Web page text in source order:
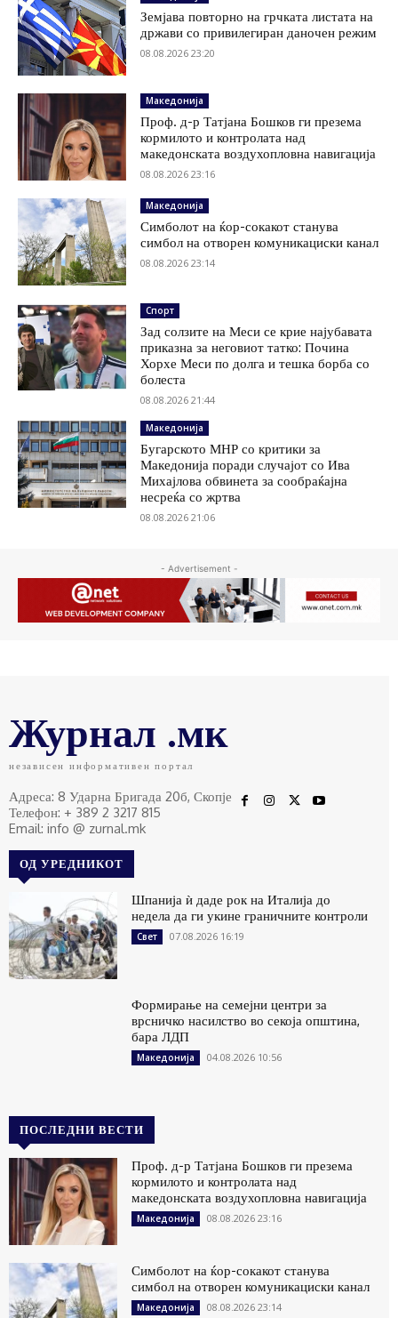
Земјава повторно на грчката листата на
држави со привилегиран даночен режим
08.08.2026 23:20
Македонија
Проф. д-р Татјана Бошков ги презема
кормилото и контролата над
македонската воздухопловна навигација
08.08.2026 23:16
Македонија
Симболот на ќор-сокакот станува
симбол на отворен комуникациски канал
08.08.2026 23:14
Спорт
Зад солзите на Меси се крие најубавата
приказна за неговиот татко: Почина
Хорхе Меси по долга и тешка борба со
болеста
08.08.2026 21:44
Македонија
Бугарското МНР со критики за
Македонија поради случајот со Ива
Михајлова обвинета за сообраќајна
несреќа со жртва
08.08.2026 21:06
- Advertisement -
Журнал .мк
независен информативен портал
Адреса: 8 Ударна Бригада 20б, Скопје
Телефон: + 389 2 3217 815
Email: info @ zurnal.mk
ОД УРЕДНИКОТ
Шпанија ѝ даде рок на Италија до
недела да ги укине граничните контроли
Свет 07.08.2026 16:19
Формирање на семејни центри за
врсничко насилство во секоја општина,
бара ЛДП
Македонија 04.08.2026 10:56
ПОСЛЕДНИ ВЕСТИ
Проф. д-р Татјана Бошков ги презема
кормилото и контролата над
македонската воздухопловна навигација
Македонија 08.08.2026 23:16
Симболот на ќор-сокакот станува
симбол на отворен комуникациски канал
Македонија 08.08.2026 23:14